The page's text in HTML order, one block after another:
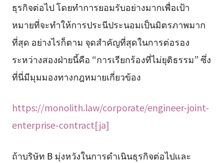
ธุรกิจต่อไป โดยทำการยอมรับอย่างมากเพื่อเป้า
หมายที่จะทำให้การประนีประนอมเป็นมิตรภาพมาก
ที่สุด อย่างไรก็ตาม จุดสำคัญที่สุดในการต่อรอง
ระหว่างสองฝ่ายนี้คือ “การเรียกร้องที่ไม่ยุติธรรม” ซึ่ง
ที่นี่มีมุมมองทางกฎหมายเกี่ยวข้อง
https://monolith.law/corporate/engineer-joint-
enterprise-contract[ja]
ถ้าบริษัท B มุ่งหวังในการดำเนินธุรกิจต่อไปและ